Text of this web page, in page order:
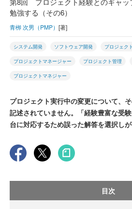
勉強する（その6）
青栁 次男（PMP） [著]
システム開発 ソフトウェア開発 プロジェク
プロジェクトマネージャー プロジェクト管理
プロジェクトマネジャー
プロジェクト実行中の変更について、
記述されていません。「経験豊富な受
台に対応するため誤った解答を選択しが
目次